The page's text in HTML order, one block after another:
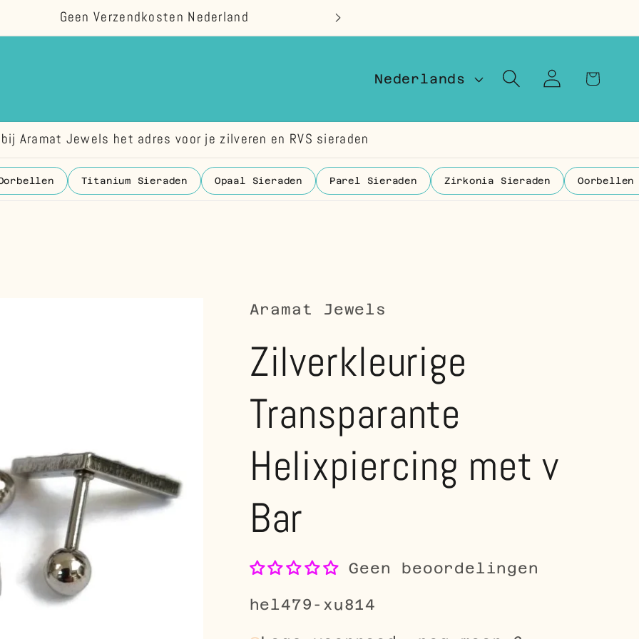
Geen Verzendkosten Nederland
a
l
Nederlands Inloggen
Aramat Jewels het adres voor je zilveren en RVS sieraden
Titanium Sieraden Opaal Sieraden Parel Sieraden Zirkonia Sieraden Oorbellen
Aramat Jewels
Zilverkleurige
Transparante
Helixpiercing met v
Bar
Geen beoordelingen
SKU:
hel479-xu814